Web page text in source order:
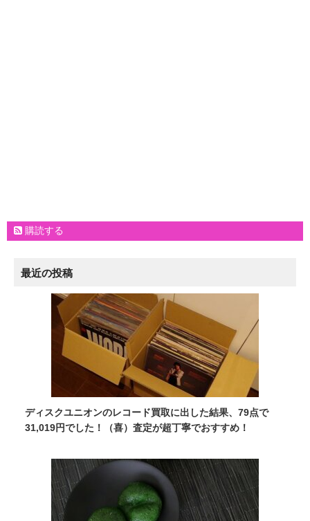
購読する
最近の投稿
ディスクユニオンのレコード買取に出した結果、79点で
31,019円でした！（喜）査定が超丁寧でおすすめ！